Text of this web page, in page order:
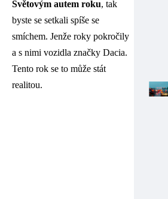
Světovým autem roku, tak
byste se setkali spíše se
smíchem. Jenže roky pokročily
a s nimi vozidla značky Dacia.
Tento rok se to může stát
realitou.